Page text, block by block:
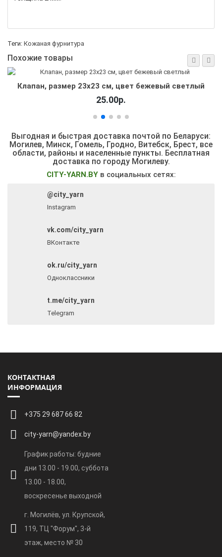
Теги: Кожаная фурнитура
Похожие товары
Клапан, размер 23х23 см, цвет бежевый светлый
25.00р.
Выгодная и быстрая доставка почтой по Беларуси:
Могилев, Минск, Гомель, Гродно, Витебск, Брест, все
области, районы и населенные пункты. Бесплатная
доставка по городу Могилеву.
CITY-YARN.BYв социальных сетях:
@city_yarn
Instagram
vk.com/city_yarn
ВКонтакте
ok.ru/city_yarn
Одноклассники
t.me/city_yarn
Telegram
КОНТАКТНАЯ
ИНФОРМАЦИЯ
+375 29 687 66 82
city-yarn@yandex.by
График работы: будние
дни 13.00 - 19.00, суббота
13.00 - 18.00,
воскресенье выходной
г. Могилёв, ул. Крупской,
119, ТЦ "Форум", 3-й
этаж, место № 30